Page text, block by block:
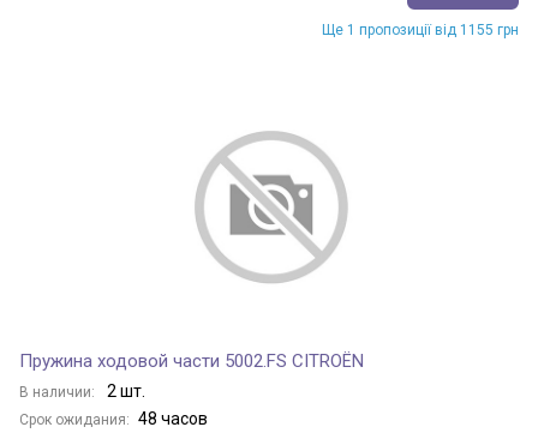
Ще 1 пропозиції від 1155 грн
Пружина ходовой части 5002.FS CITROËN
В наличии: 2 шт.
Срок ожидания: 48 часов